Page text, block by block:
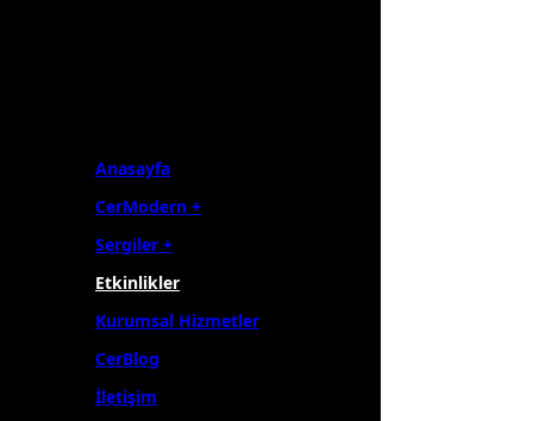
Anasayfa
CerModern +
Sergiler +
Etkinlikler
Kurumsal Hizmetler
CerBlog
İletişim